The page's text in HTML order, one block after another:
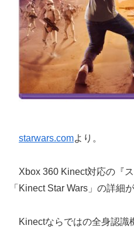
starwars.comより。
Xbox 360 Kinect対応の『
「Kinect Star Wars」の詳細
Kinectならではの全身認識